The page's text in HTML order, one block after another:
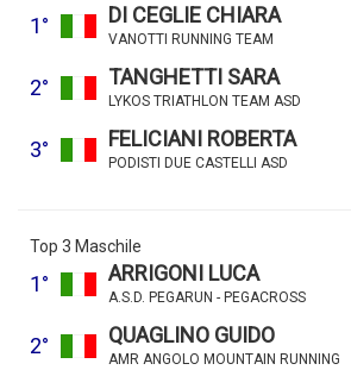
1° DI CEGLIE CHIARA
VANOTTI RUNNING TEAM
2° TANGHETTI SARA
LYKOS TRIATHLON TEAM ASD
3° FELICIANI ROBERTA
PODISTI DUE CASTELLI ASD
Top 3 Maschile
1° ARRIGONI LUCA
A.S.D. PEGARUN - PEGACROSS
2° QUAGLINO GUIDO
AMR ANGOLO MOUNTAIN RUNNING